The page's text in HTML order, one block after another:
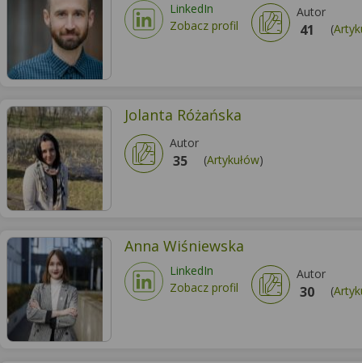
LinkedIn
Zobacz profil
Autor
41 (
Jolanta Różańska
Autor
35 (Artykułów)
Anna Wiśniewska
LinkedIn
Zobacz profil
Autor
30 (